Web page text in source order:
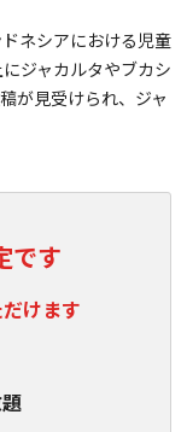
ネシアにおける児童
ジャカルタやブカシ
が見受けられ、ジャ
です
けます